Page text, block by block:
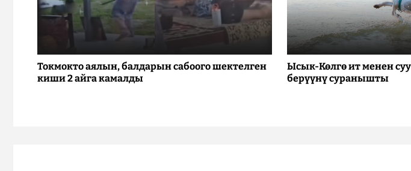
Токмокто аялын, балдарын сабоого шектелген
киши 2 айга камалды
Ысык-Көлгө ит менен
берүүнү суранышты